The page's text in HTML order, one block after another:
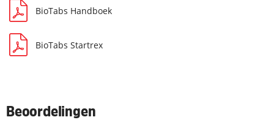
BioTabs Handboek
BioTabs Startrex
Beoordelingen